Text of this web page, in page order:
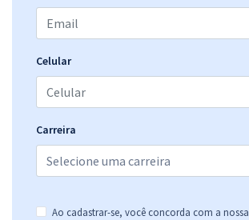
Celular
Carreira
Ao cadastrar-se, você concorda com a nossa